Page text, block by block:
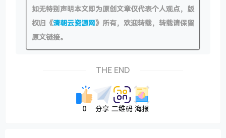
如无特别声明本文即为原创文章仅代表个人观点，版
权归《清朝云资源网》所有，欢迎转载，转载请保留
原文链接。
THE END
0 分享 二维码 海报